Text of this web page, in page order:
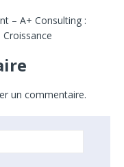
– A+ Consulting :
Croissance
un commentaire.